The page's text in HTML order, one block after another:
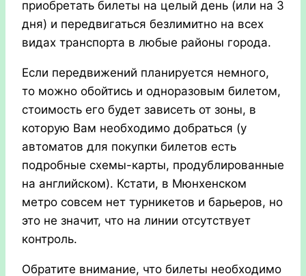
приобретать билеты на целый день (или на 3
дня) и передвигаться безлимитно на всех
видах транспорта в любые районы города.
Если передвижений планируется немного,
то можно обойтись и одноразовым билетом,
стоимость его будет зависеть от зоны, в
которую Вам необходимо добраться (у
автоматов для покупки билетов есть
подробные схемы-карты, продублированные
на английском). Кстати, в Мюнхенском
метро совсем нет турникетов и барьеров, но
это не значит, что на линии отсутствует
контроль.
Обратите внимание, что билеты необходимо